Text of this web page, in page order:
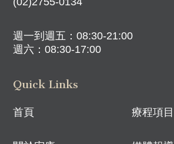
週一到週五：08:30-21:00
週六：08:30-17:00
Quick Links
首頁 療程項目